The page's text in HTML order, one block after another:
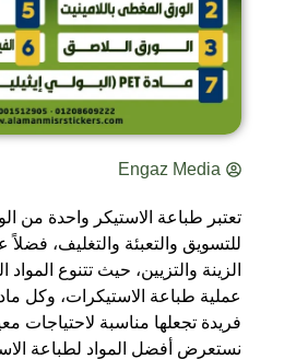
Engaz Media
تعتبر طباعة الاستيكر واحدة من
للتسويق والتعبئة والتغليف،
الزينة والتزيين، حيث تتنوع
عملية طباعة الاستيكرات، وكل
فريدة تجعلها مناسبة لاحتياجات
نستعرض أفضل المواد لطباعة